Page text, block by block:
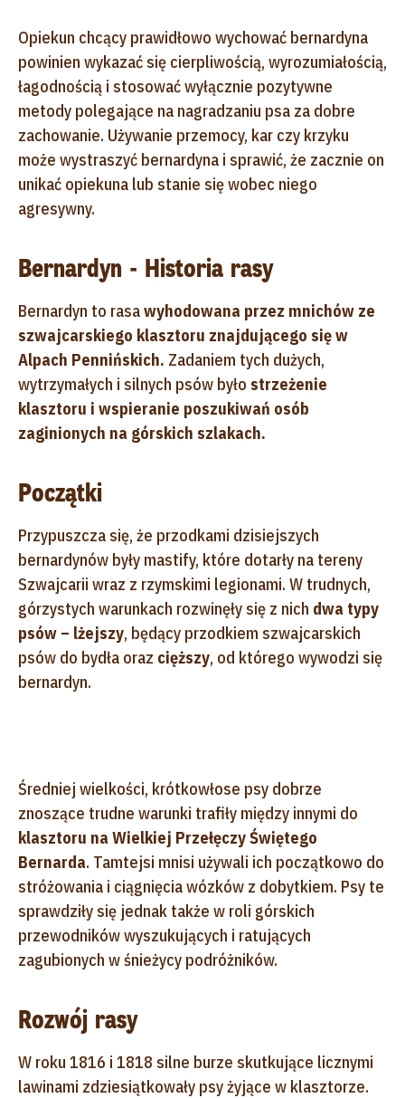
Opiekun chcący prawidłowo wychować bernardyna
powinien wykazać się cierpliwością, wyrozumiałością,
łagodnością i stosować wyłącznie pozytywne
metody polegające na nagradzaniu psa za dobre
zachowanie. Używanie przemocy, kar czy krzyku
może wystraszyć bernardyna i sprawić, że zacznie on
unikać opiekuna lub stanie się wobec niego
agresywny.
Bernardyn - Historia rasy
Bernardyn to rasawyhodowana przez mnichów ze
szwajcarskiego klasztoru znajdującego się w
Alpach Pennińskich. Zadaniem tych dużych,
wytrzymałych i silnych psów było strzeżenie
klasztoru i wspieranie poszukiwań osób
zaginionych na górskich szlakach.
Początki
Przypuszcza się, że przodkami dzisiejszych
bernardynów były mastify, które dotarły na tereny
Szwajcarii wraz z rzymskimi legionami. W trudnych,
górzystych warunkach rozwinęły się z nich dwa typy
psów – lżejszy, będący przodkiem szwajcarskich
psów do bydła oraz cięższy, od którego wywodzi się
bernardyn.
Średniej wielkości, krótkowłose psy dobrze
znoszące trudne warunki trafiły między innymi do
klasztoru na Wielkiej Przełęczy Świętego
Bernarda. Tamtejsi mnisi używali ich początkowo do
stróżowania i ciągnięcia wózków z dobytkiem. Psy te
sprawdziły się jednak także w roli górskich
przewodników wyszukujących i ratujących
zagubionych w śnieżycy podróżników.
Rozwój rasy
W roku 1816 i 1818 silne burze skutkujące licznymi
lawinami zdziesiątkowały psy żyjące w klasztorze.